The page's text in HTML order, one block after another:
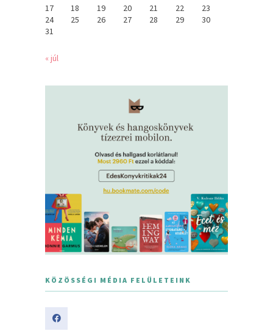
17
18 19 20 21 22
23
24
25 26 27 28 29
30
31
« júl
KÖZÖSSÉGI MÉDIA FELÜLETEINK